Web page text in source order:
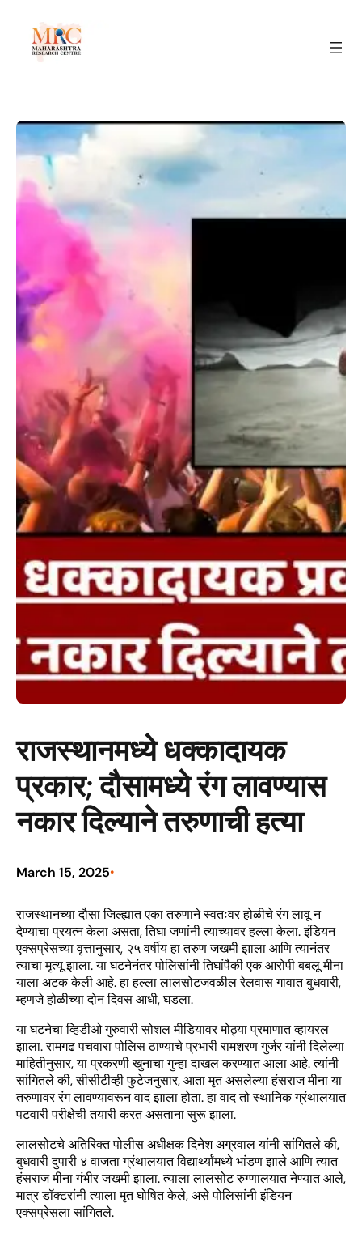
राजस्थानमध्ये धक्कादायक
प्रकार; दौसामध्ये रंग लावण्यास
नकार दिल्याने तरुणाची हत्या
March 15, 2025•
राजस्थानच्या दौसा जिल्ह्यात एका तरुणाने स्वतःवर होळीचे रंग लावू न
देण्याचा प्रयत्न केला असता, तिघा जणांनी त्याच्यावर हल्ला केला. इंडियन
एक्सप्रेसच्या वृत्तानुसार, २५ वर्षीय हा तरुण जखमी झाला आणि त्यानंतर
त्याचा मृत्यू झाला. या घटनेनंतर पोलिसांनी तिघांपैकी एक आरोपी बबलू मीना
याला अटक केली आहे. हा हल्ला लालसोटजवळील रेलवास गावात बुधवारी,
म्हणजे होळीच्या दोन दिवस आधी, घडला.
या घटनेचा व्हिडीओ गुरुवारी सोशल मीडियावर मोठ्या प्रमाणात व्हायरल
झाला. रामगढ पचवारा पोलिस ठाण्याचे प्रभारी रामशरण गुर्जर यांनी दिलेल्या
माहितीनुसार, या प्रकरणी खुनाचा गुन्हा दाखल करण्यात आला आहे. त्यांनी
सांगितले की, सीसीटीव्ही फुटेजनुसार, आता मृत असलेल्या हंसराज मीना या
तरुणावर रंग लावण्यावरून वाद झाला होता. हा वाद तो स्थानिक ग्रंथालयात
पटवारी परीक्षेची तयारी करत असताना सुरू झाला.
लालसोटचे अतिरिक्त पोलीस अधीक्षक दिनेश अग्रवाल यांनी सांगितले की,
बुधवारी दुपारी ४ वाजता ग्रंथालयात विद्यार्थ्यांमध्ये भांडण झाले आणि त्यात
हंसराज मीना गंभीर जखमी झाला. त्याला लालसोट रुग्णालयात नेण्यात आले,
मात्र डॉक्टरांनी त्याला मृत घोषित केले, असे पोलिसांनी इंडियन
एक्सप्रेसला सांगितले.